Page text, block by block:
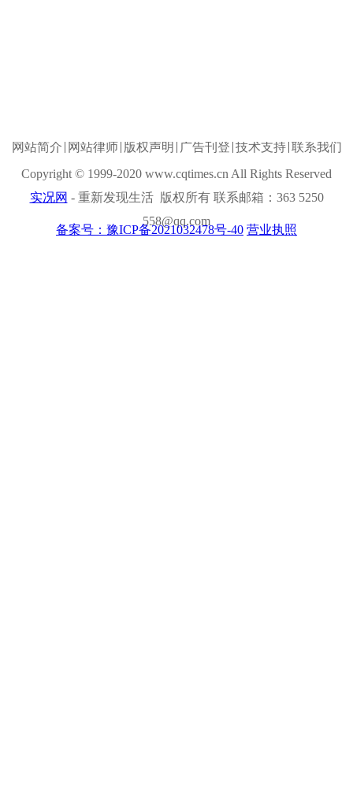
网站简介 网站律师 版权声明 广告刊登 技术支持 联系我们
Copyright © 1999-2020 www.cqtimes.cn All Rights Reserved
实况网 - 重新发现生活 版权所有 联系邮箱：363 5250
558@qq.com
备案号：豫ICP备2021032478号-40 营业执照